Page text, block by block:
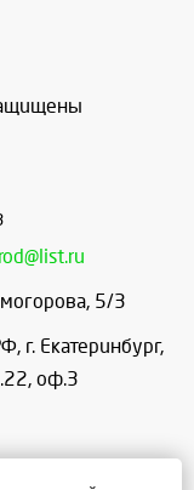
5/3
г. Екатеринбург,
оф.3